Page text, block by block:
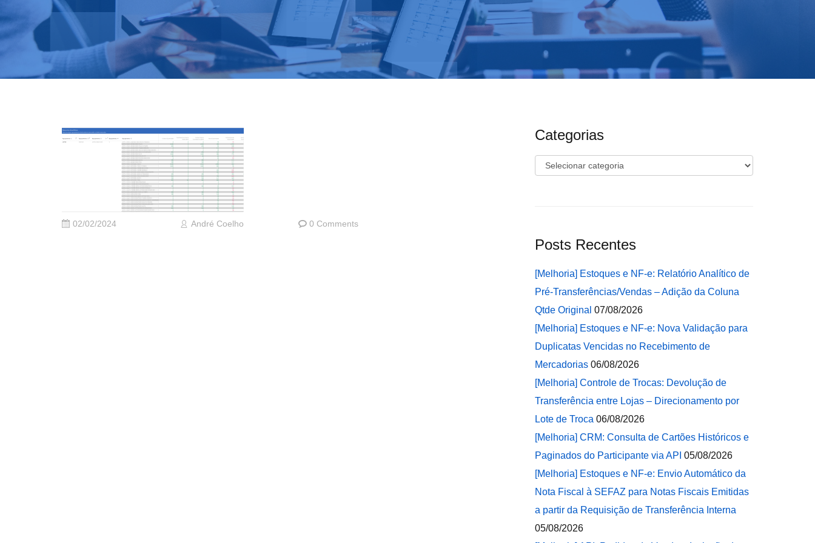
02/02/2024 André Coelho 0 Comments
Categorias
Categorias
Posts Recentes
[Melhoria] Estoques e NF-e: Relatório Analítico de
Pré-Transferências/Vendas – Adição da Coluna
Qtde Original 07/08/2026
[Melhoria] Estoques e NF-e: Nova Validação para
Duplicatas Vencidas no Recebimento de
Mercadorias 06/08/2026
[Melhoria] Controle de Trocas: Devolução de
Transferência entre Lojas – Direcionamento por
Lote de Troca 06/08/2026
[Melhoria] CRM: Consulta de Cartões Históricos e
Paginados do Participante via API 05/08/2026
[Melhoria] Estoques e NF-e: Envio Automático da
Nota Fiscal à SEFAZ para Notas Fiscais Emitidas
a partir da Requisição de Transferência Interna
05/08/2026